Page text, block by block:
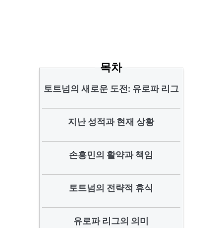
목차
토트넘의 새로운 도전: 유로파 리그
지난 성적과 현재 상황
손흥민의 활약과 책임
토트넘의 전략적 휴식
유로파 리그의 의미